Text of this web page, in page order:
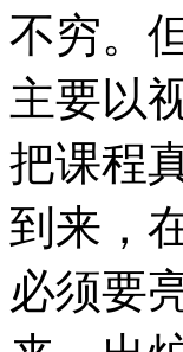
不穷。
主要以
把课程
到来，
必须要